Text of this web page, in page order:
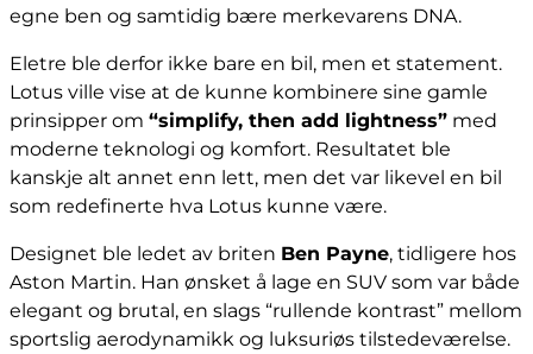
egne ben og samtidig bære merkevarens DNA.
Eletre ble derfor ikke bare en bil, men et statement.
Lotus ville vise at de kunne kombinere sine gamle
prinsipper om “simplify, then add lightness” med
moderne teknologi og komfort. Resultatet ble
kanskje alt annet enn lett, men det var likevel en bil
som redefinerte hva Lotus kunne være.
Designet ble ledet av briten Ben Payne, tidligere hos
Aston Martin. Han ønsket å lage en SUV som var både
elegant og brutal, en slags “rullende kontrast” mellom
sportslig aerodynamikk og luksuriøs tilstedeværelse.